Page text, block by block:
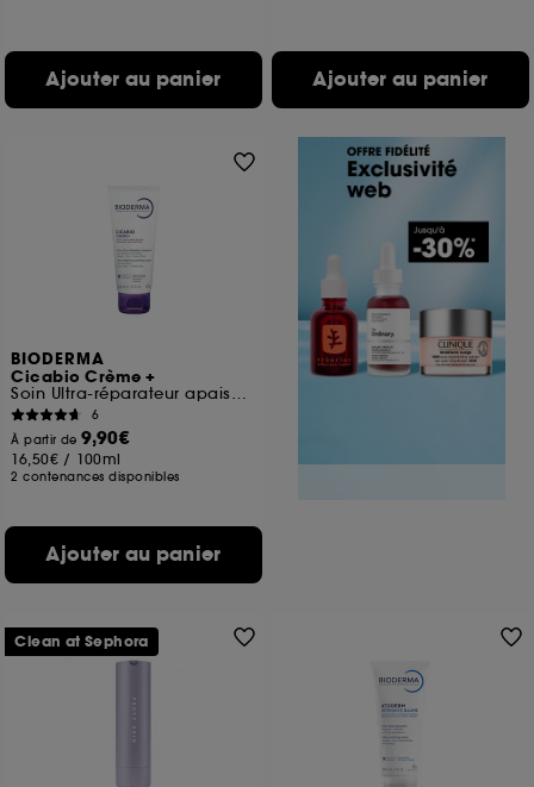
Ajouter au panier Ajouter au panier
BIODERMA
Cicabio Crème +
Soin Ultra-réparateur apaisant
6
À partir de9,90€
16,50€ / 100ml
2 contenances disponibles
Ajouter au panier
Clean at Sephora